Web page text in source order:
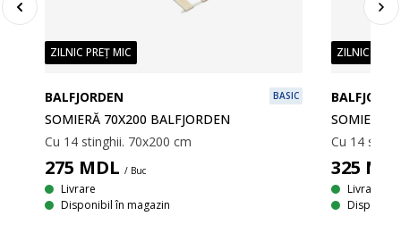
ZILNIC PREȚ MIC
BALFJORDEN BASIC
SOMIERĂ 70X200 BALFJORDEN
Cu 14 stinghii. 70x200 cm
275 MDL / Buc
Livrare
Disponibil în magazin
ZILNIC PREȚ
SOMIERA
Cu 14
325
Livrare
Disponibil